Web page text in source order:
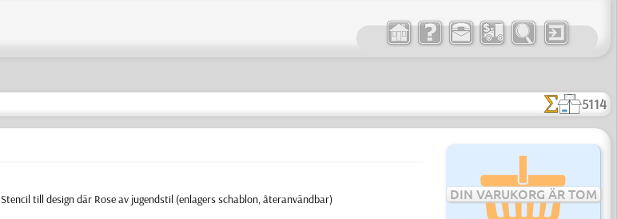
5114
DIN VARUKORG ÄR TOM
Stencil till design där Rose av jugendstil (enlagers schablon, återanvändbar)